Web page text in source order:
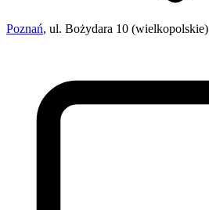
Poznań, ul. Bożydara 10 (wielkopolskie)